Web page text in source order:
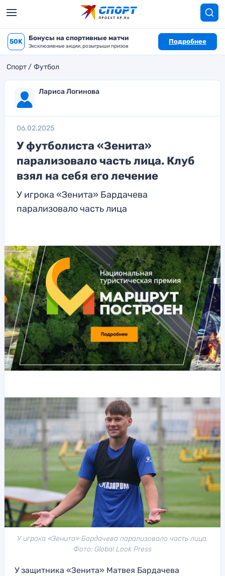
50K Бонусы на спортивные матчи
Эксклюзивные акции, розыгрыши призов
Подробнее
Спорт Футбол
Лариса Логинова
06.02.2025
У футболиста «Зенита»
парализовало часть лица. Клуб
взял на себя его лечение
У игрока «Зенита» Бардачева
парализовало часть лица
У игрока «Зенита» Бардачева парализовало часть лица.
Фото: Global Look Press
У защитника «Зенита» Матвея Бардачева